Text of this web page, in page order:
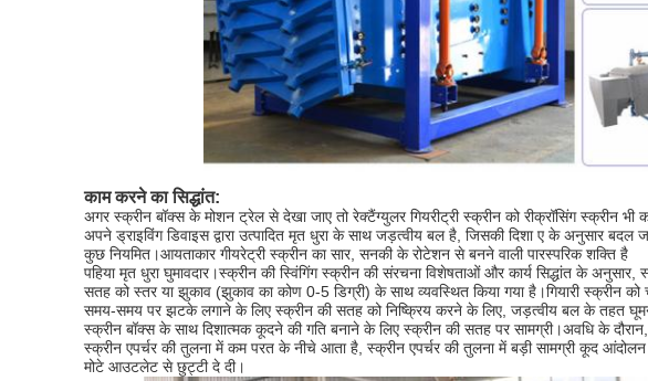
काम करने का सिद्धांत:
अगर स्क्रीन बॉक्स के मोशन ट्रेल से देखा जाए तो रेक्टैंग्युलर गियरीट्री स्क्रीन को रीक्रॉसिंग स्क्रीन भी
अपने ड्राइविंग डिवाइस द्वारा उत्पादित मृत धुरा के साथ जड़त्वीय बल है, जिसकी दिशा ए के अनुसार बदल
कुछ नियमित।आयताकार गीयरेट्री स्क्रीन का सार, सनकी के रोटेशन से बनने वाली पारस्परिक शक्ति है
पहिया मृत धुरा घुमावदार।स्क्रीन की स्विंगिंग स्क्रीन की संरचना विशेषताओं और कार्य सिद्धांत के अनुसार,
सतह को स्तर या झुकाव (झुकाव का कोण 0-5 डिग्री) के साथ व्यवस्थित किया गया है।गियारी स्क्रीन
समय-समय पर झटके लगाने के लिए स्क्रीन की सतह को निष्क्रिय करने के लिए, जड़त्वीय बल के तहत
स्क्रीन बॉक्स के साथ दिशात्मक कूदने की गति बनाने के लिए स्क्रीन की सतह पर सामग्री।अवधि के दौरान,
स्क्रीन एपर्चर की तुलना में कम परत के नीचे आता है, स्क्रीन एपर्चर की तुलना में बड़ी सामग्री कूद आंदोलन
मोटे आउटलेट से छुट्टी दे दी।